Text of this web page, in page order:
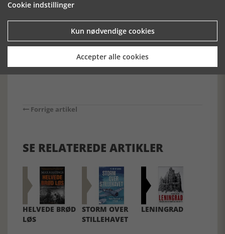
erobringsdrømme forsvinde som luftkasteller. Hvilket jo var
Læs historiker Søren Nielsen-Mans kommentar til denne
Forrige artikel
SE RELATEREDE ARTIKLER
HELVEDE BRØD
LØS
STORM OVER
STILLEHAVET
LENINGRAD
Cookie indstillinger
Kun nødvendige cookies
Accepter alle cookies